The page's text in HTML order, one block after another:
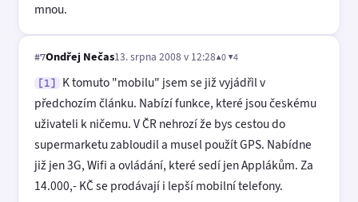
mnou.
#7Ondřej Nečas13. srpna 2008 v 12:28▲0 ▼4
[1]
K tomuto "mobilu" jsem se již vyjádřil v
předchozím článku. Nabízí funkce, které jsou českému
uživateli k ničemu. V ČR nehrozí že bys cestou do
supermarketu zabloudil a musel použít GPS. Nabídne
již jen 3G, Wifi a ovládání, které sedí jen Applákům. Za
14.000,- KČ se prodávají i lepší mobilní telefony.